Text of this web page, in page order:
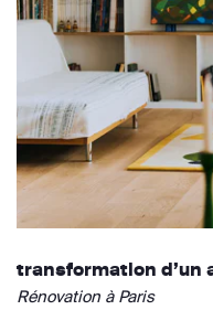
transformation d’un
Rénovation à Paris